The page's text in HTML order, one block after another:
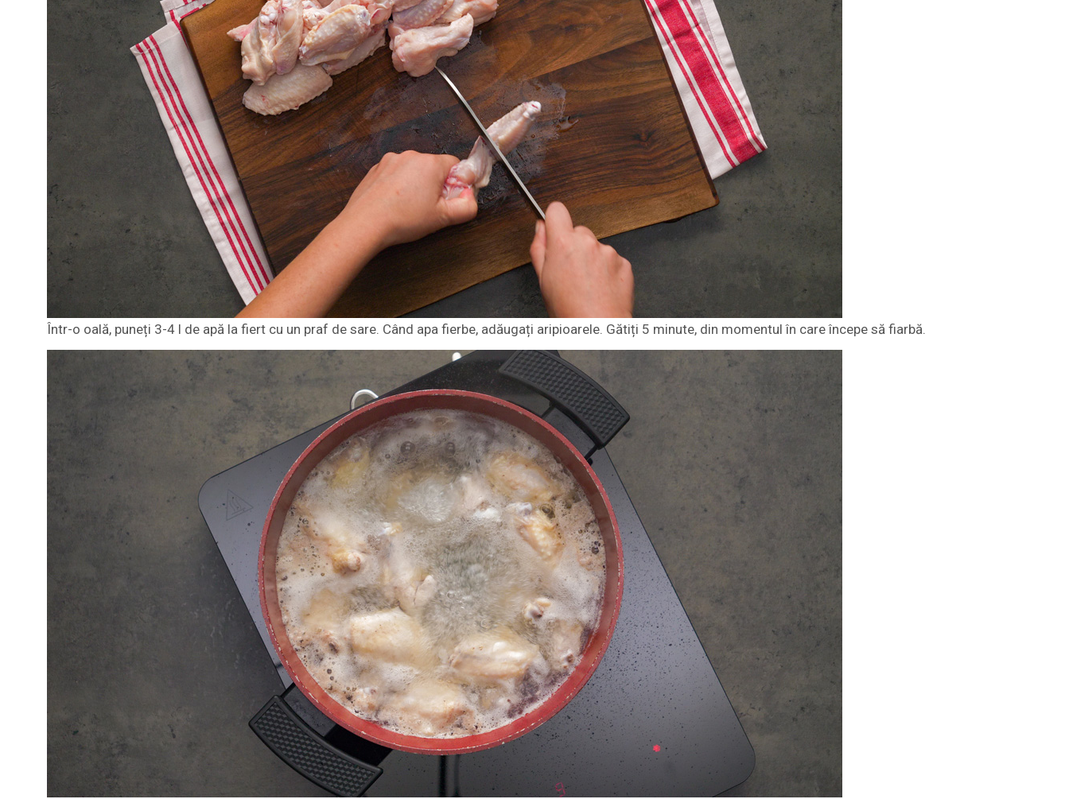
Într-o oală, puneți 3-4 l de apă la fiert cu un praf de sare. Când apa fierbe, adăugați aripioarele. Gătiți 5 minute, din momentul în care începe să fiarbă.